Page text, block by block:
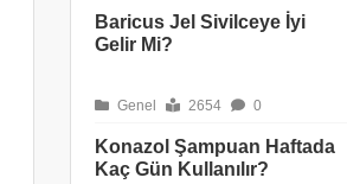
Baricus Jel Sivilceye İyi
Gelir Mi?
Genel 2654 0
Konazol Şampuan Haftada
Kaç Gün Kullanılır?